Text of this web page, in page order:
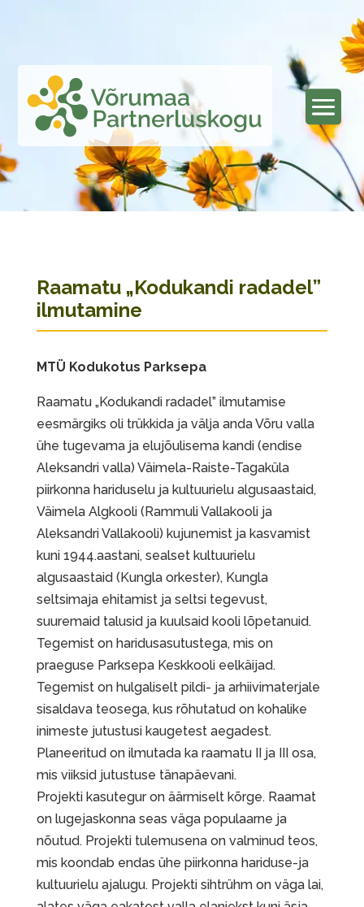
Raamatu „Kodukandi radadel”
ilmutamine
MTÜ Kodukotus Parksepa
Raamatu „Kodukandi radadel” ilmutamise
eesmärgiks oli trükkida ja välja anda Võru valla
ühe tugevama ja elujõulisema kandi (endise
Aleksandri valla) Väimela-Raiste-Tagaküla
piirkonna hariduselu ja kultuurielu algusaastaid,
Väimela Algkooli (Rammuli Vallakooli ja
Aleksandri Vallakooli) kujunemist ja kasvamist
kuni 1944.aastani, sealset kultuurielu
algusaastaid (Kungla orkester), Kungla
seltsimaja ehitamist ja seltsi tegevust,
suuremaid talusid ja kuulsaid kooli lõpetanuid.
Tegemist on haridusasutustega, mis on
praeguse Parksepa Keskkooli eelkäijad.
Tegemist on hulgaliselt pildi- ja arhiivimaterjale
sisaldava teosega, kus rõhutatud on kohalike
inimeste jutustusi kaugetest aegadest.
Planeeritud on ilmutada ka raamatu II ja III osa,
mis viiksid jutustuse tänapäevani.
Projekti kasutegur on äärmiselt kõrge. Raamat
on lugejaskonna seas väga populaarne ja
nõutud. Projekti tulemusena on valminud teos,
mis koondab endas ühe piirkonna hariduse-ja
kultuurielu ajalugu. Projekti sihtrühm on väga lai,